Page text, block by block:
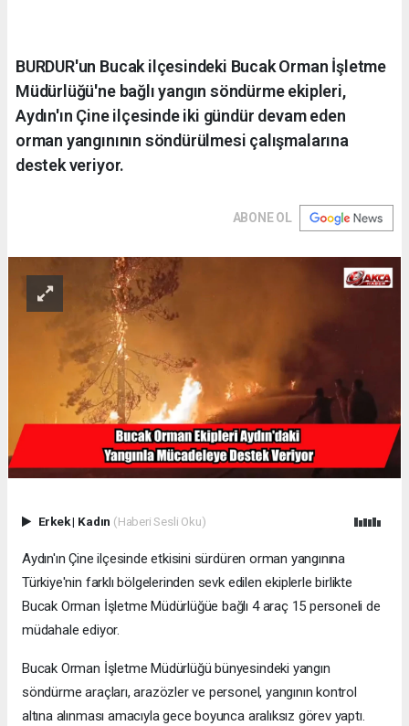
BURDUR'un Bucak ilçesindeki Bucak Orman İşletme
Müdürlüğü'ne bağlı yangın söndürme ekipleri,
Aydın'ın Çine ilçesinde iki gündür devam eden
orman yangınının söndürülmesi çalışmalarına
destek veriyor.
ABONE OL
Erkek| Kadın (Haberi Sesli Oku)
Aydın'ın Çine ilçesinde etkisini sürdüren orman yangınına
Türkiye'nin farklı bölgelerinden sevk edilen ekiplerle birlikte
Bucak Orman İşletme Müdürlüğüe bağlı 4 araç 15 personeli de
müdahale ediyor.
Bucak Orman İşletme Müdürlüğü bünyesindeki yangın
söndürme araçları, arazözler ve personel, yangının kontrol
altına alınması amacıyla gece boyunca aralıksız görev yaptı.